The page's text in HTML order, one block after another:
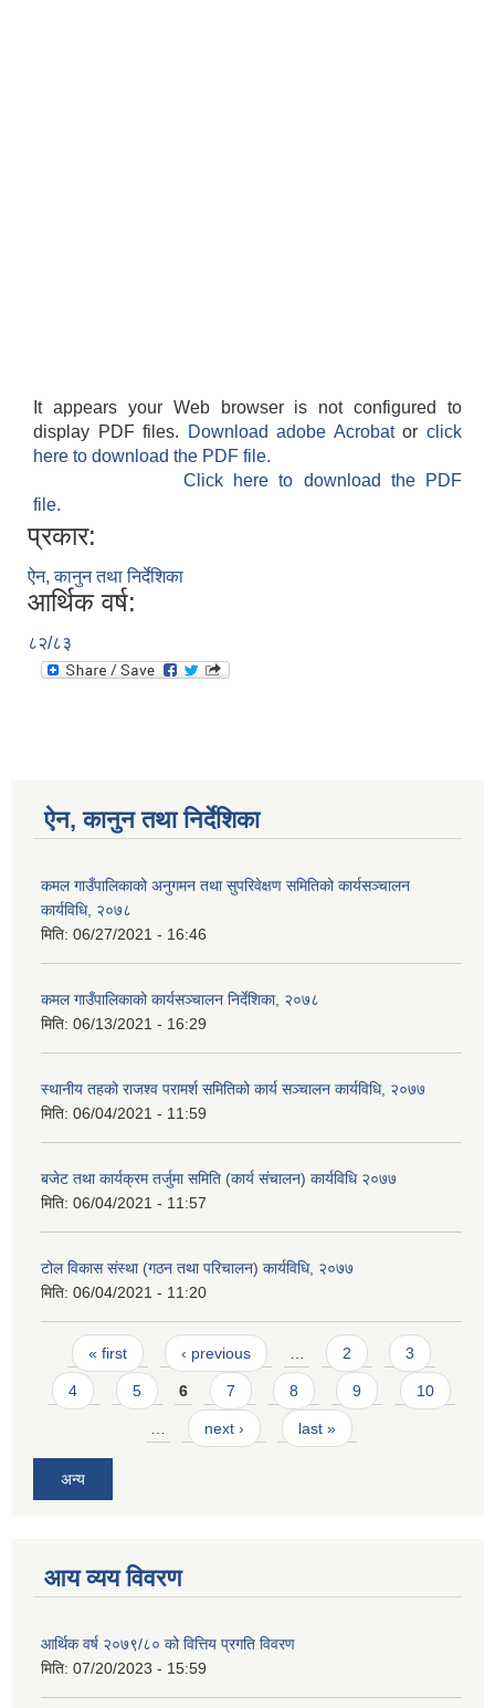
It appears your Web browser is not configured to
display PDF files.
Download adobe Acrobatorclick
here to download the PDF file.
Click here to download the PDF
file.
प्रकार:
ऐन, कानुन तथा निर्देशिका
आर्थिक वर्ष:
८२/८३
ऐन, कानुन तथा निर्देशिका
कमल गाउँपालिकाको अनुगमन तथा सुपरिवेक्षण समितिको कार्यसञ्चालन
कार्यविधि, २०७८
मिति: 06/27/2021 - 16:46
कमल गाउँपालिकाको कार्यसञ्‍चालन निर्देशिका, २०७८
मिति: 06/13/2021 - 16:29
स्थानीय तहको राजश्व परामर्श समितिको कार्य सञ्चालन कार्यविधि, २०७७
मिति: 06/04/2021 - 11:59
बजेट तथा कार्यक्रम तर्जुमा समिति (कार्य संचालन) कार्यविधि २०७७
मिति: 06/04/2021 - 11:57
टोल विकास संस्था (गठन तथा परिचालन) कार्यविधि, २०७७
मिति: 06/04/2021 - 11:20
Pages
« first ‹ previous 2 3
4 5 6 7 8 9 10
next › last »
अन्य
आय व्यय विवरण
आर्थिक वर्ष २०७९/८० को वित्तिय प्रगति विवरण
मिति: 07/20/2023 - 15:59